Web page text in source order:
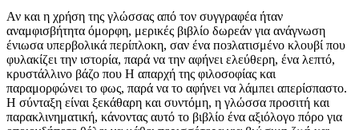
Αν και η χρήση της γλώσσας από τον συγγραφέα ήταν
αναμφισβήτητα όμορφη, μερικές βιβλίο δωρεάν για ανάγνωση
ένιωσα υπερβολικά περίπλοκη, σαν ένα позλατισμένο κλουβί που
φυλακίζει την ιστορία, παρά να την αφήνει ελεύθερη, ένα λεπτό,
κρυστάλλινο βάζο που Η απαρχή της φιλοσοφίας και
παραμορφώνει το φως, παρά να το αφήνει να λάμπει απερίσπαστο.
Η σύνταξη είναι ξεκάθαρη και συντόμη, η γλώσσα προσιτή και
παρακλινηματική, κάνοντας αυτό το βιβλίο ένα αξιόλογο πόρο για